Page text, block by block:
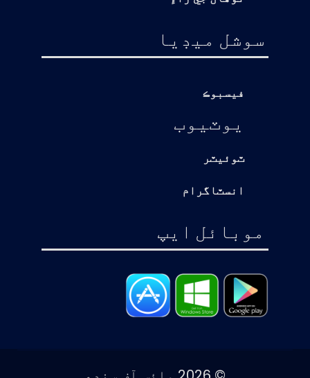
سوشل ميڊيا
فيسبوڪ
يوٽيوب
ٽوئيٽر
انسٽاگرام
موبائل ايپ